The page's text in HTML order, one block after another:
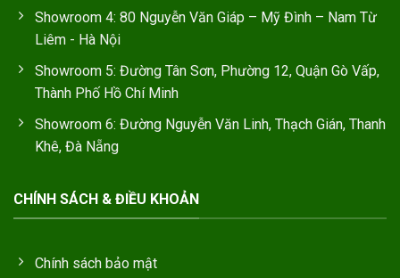
Showroom 4: 80 Nguyễn Văn Giáp – Mỹ Đình – Nam Từ
Liêm - Hà Nội
Showroom 5: Đường Tân Sơn, Phường 12, Quận Gò Vấp,
Thành Phố Hồ Chí Minh
Showroom 6: Đường Nguyễn Văn Linh, Thạch Gián, Thanh
Khê, Đà Nẵng
CHÍNH SÁCH & ĐIỀU KHOẢN
Chính sách bảo mật